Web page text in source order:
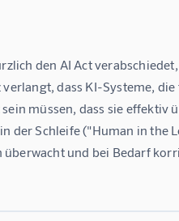
verlangt, dass KI-Systeme,
müssen, dass sie effektiv
der Schleife ("Human in the
und bei Bedarf